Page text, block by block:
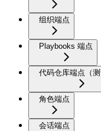
组织端点
Playbooks 端点
代码仓库端点（测
角色端点
会话端点